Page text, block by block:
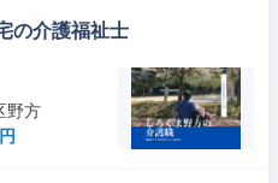
の介護福祉士
野方